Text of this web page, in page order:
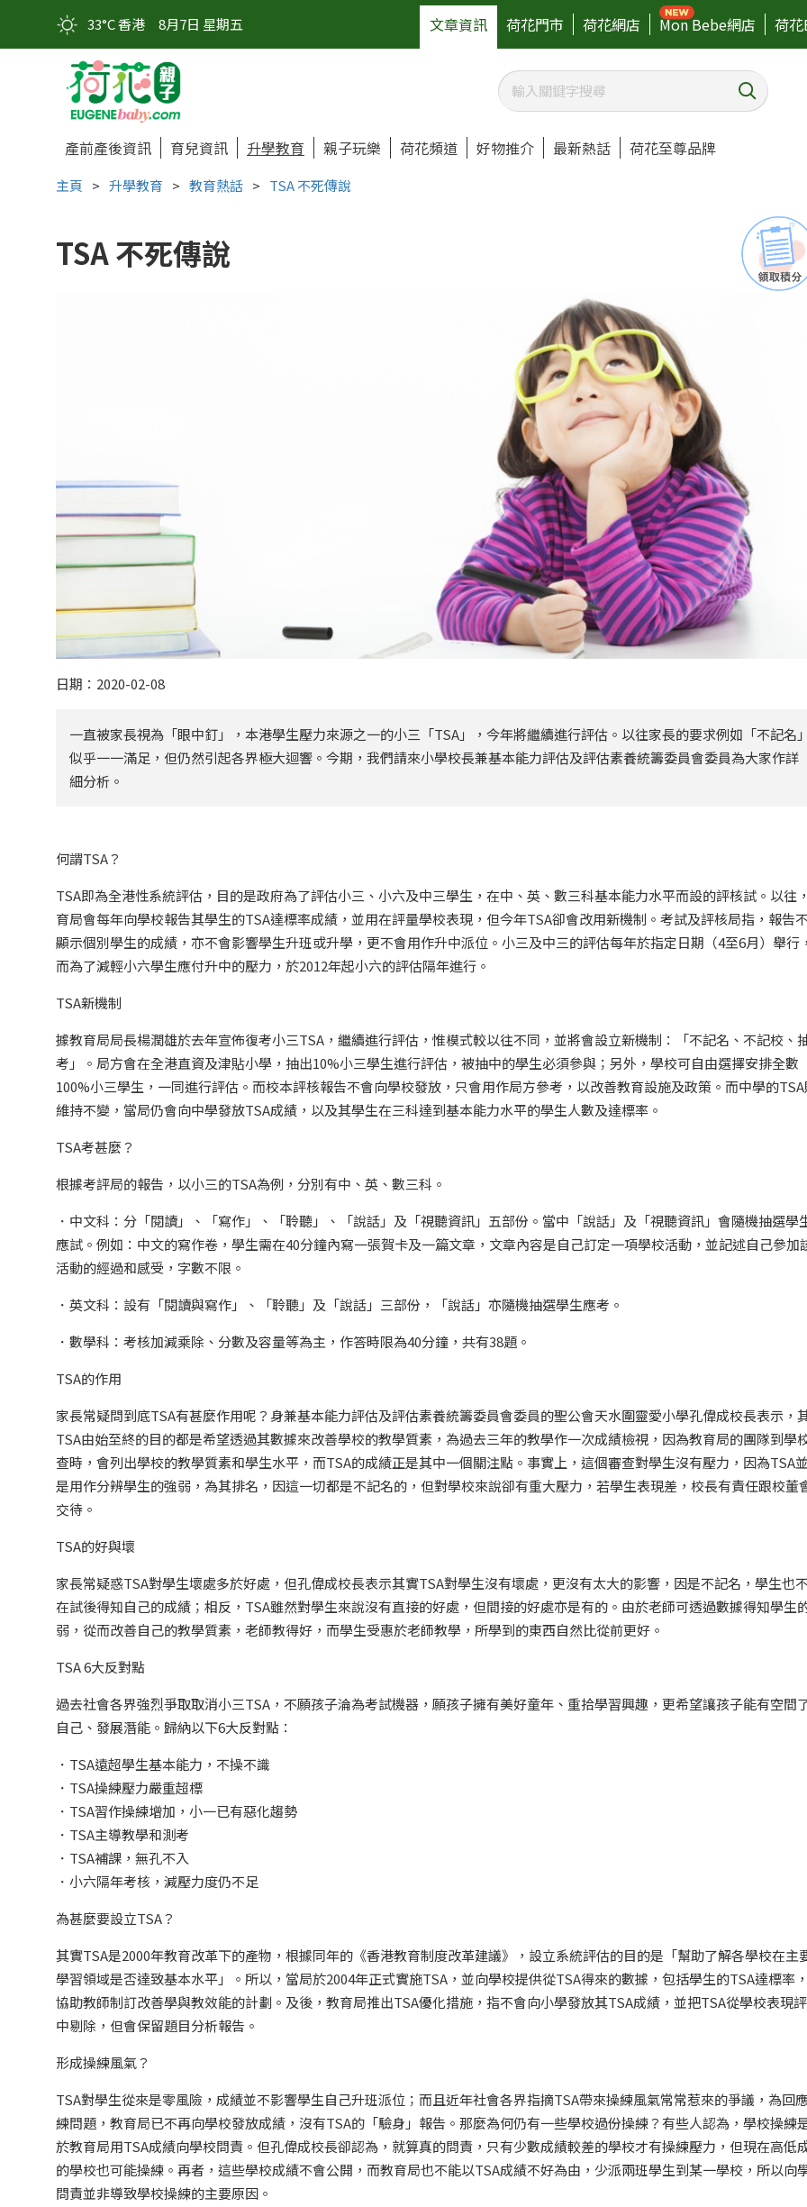
33°C 香港 8月7日 星期五 文章資訊 荷花門市 荷花網店 Mon Bebe網店 荷
產前產後資訊 育兒資訊 升學教育 親子玩樂 荷花頻道 好物推介 最新熱話 荷花至尊品牌
主頁 > 升學教育 > 教育熱話 > TSA 不死傳說
TSA 不死傳說
日期：2020-02-08
一直被家長視為「眼中釘」，本港學生壓力來源之一的小三「TSA」，今年將繼續進行評估。以往家長的要求例如「不記名」
似乎一一滿足，但仍然引起各界極大迴響。今期，我們請來小學校長兼基本能力評估及評估素養統籌委員會委員為大家作詳
細分析。
何謂TSA？
TSA即為全港性系統評估，目的是政府為了評估小三、小六及中三學生，在中、英、數三科基本能力水平而設的評核試。以往
育局會每年向學校報告其學生的TSA達標率成績，並用在評量學校表現，但今年TSA卻會改用新機制。考試及評核局指，報告
顯示個別學生的成績，亦不會影響學生升班或升學，更不會用作升中派位。小三及中三的評估每年於指定日期（4至6月）舉行，
而為了減輕小六學生應付升中的壓力，於2012年起小六的評估隔年進行。
TSA新機制
據教育局局長楊潤雄於去年宣佈復考小三TSA，繼續進行評估，惟模式較以往不同，並將會設立新機制：「不記名、不記校、
考」。局方會在全港直資及津貼小學，抽出10%小三學生進行評估，被抽中的學生必須參與；另外，學校可自由選擇安排全數
100%小三學生，一同進行評估。而校本評核報告不會向學校發放，只會用作局方參考，以改善教育設施及政策。而中學的TSA
維持不變，當局仍會向中學發放TSA成績，以及其學生在三科達到基本能力水平的學生人數及達標率。
TSA考甚麼？
根據考評局的報告，以小三的TSA為例，分別有中、英、數三科。
．中文科：分「閱讀」、「寫作」、「聆聽」、「說話」及「視聽資訊」五部份。當中「說話」及「視聽資訊」會隨機抽選學
應試。例如：中文的寫作卷，學生需在40分鐘內寫一張賀卡及一篇文章，文章內容是自己訂定一項學校活動，並記述自己參加
活動的經過和感受，字數不限。
．英文科：設有「閱讀與寫作」、「聆聽」及「說話」三部份，「說話」亦隨機抽選學生應考。
．數學科：考核加減乘除、分數及容量等為主，作答時限為40分鐘，共有38題。
TSA的作用
家長常疑問到底TSA有甚麼作用呢？身兼基本能力評估及評估素養統籌委員會委員的聖公會天水圍靈愛小學孔偉成校長表示，
TSA由始至終的目的都是希望透過其數據來改善學校的教學質素，為過去三年的教學作一次成績檢視，因為教育局的團隊到學
查時，會列出學校的教學質素和學生水平，而TSA的成績正是其中一個關注點。事實上，這個審查對學生沒有壓力，因為TSA
是用作分辨學生的強弱，為其排名，因這一切都是不記名的，但對學校來說卻有重大壓力，若學生表現差，校長有責任跟校董
交待。
TSA的好與壞
家長常疑惑TSA對學生壞處多於好處，但孔偉成校長表示其實TSA對學生沒有壞處，更沒有太大的影響，因是不記名，學生也
在試後得知自己的成績；相反，TSA雖然對學生來說沒有直接的好處，但間接的好處亦是有的。由於老師可透過數據得知學生
弱，從而改善自己的教學質素，老師教得好，而學生受惠於老師教學，所學到的東西自然比從前更好。
TSA 6大反對點
過去社會各界強烈爭取取消小三TSA，不願孩子淪為考試機器，願孩子擁有美好童年、重拾學習興趣，更希望讓孩子能有空間
自己、發展潛能。歸納以下6大反對點：
．TSA遠超學生基本能力，不操不識
．TSA操練壓力嚴重超標
．TSA習作操練增加，小一已有惡化趨勢
．TSA主導教學和測考
．TSA補課，無孔不入
．小六隔年考核，減壓力度仍不足
為甚麼要設立TSA？
其實TSA是2000年教育改革下的產物，根據同年的《香港教育制度改革建議》，設立系統評估的目的是「幫助了解各學校在主
學習領域是否達致基本水平」。所以，當局於2004年正式實施TSA，並向學校提供從TSA得來的數據，包括學生的TSA達標率
協助教師制訂改善學與教效能的計劃。及後，教育局推出TSA優化措施，指不會向小學發放其TSA成績，並把TSA從學校表現
中剔除，但會保留題目分析報告。
形成操練風氣？
TSA對學生從來是零風險，成績並不影響學生自己升班派位；而且近年社會各界指摘TSA帶來操練風氣常常惹來的爭議，為回
練問題，教育局已不再向學校發放成績，沒有TSA的「驗身」報告。那麼為何仍有一些學校過份操練？有些人認為，學校操練
於教育局用TSA成績向學校問責。但孔偉成校長卻認為，就算真的問責，只有少數成績較差的學校才有操練壓力，但現在高低
的學校也可能操練。再者，這些學校成績不會公開，而教育局也不能以TSA成績不好為由，少派兩班學生到某一學校，所以向
問責並非導致學校操練的主要原因。